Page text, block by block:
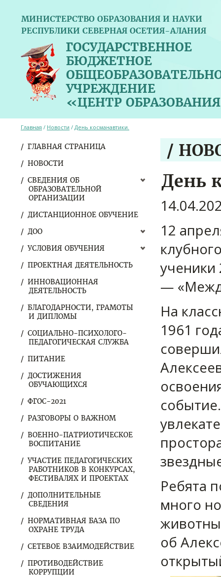
МИНИСТЕРСТВО ОБРАЗОВАНИЯ И НАУКИ
РЕСПУБЛИКИ СЕВЕРНАЯ ОСЕТИЯ-АЛАНИЯ
ГОСУДАРСТВЕННОЕ
БЮДЖЕТНОЕ
УЧРЕЖДЕНИЕ
«ЦЕНТР
ГЛАВНАЯ СТРАНИЦА
НОВОСТИ
СВЕДЕНИЯ ОБ
ОБРАЗОВАТЕЛЬНОЙ
ОРГАНИЗАЦИИ
ДИСТАНЦИОННОЕ ОБУЧЕНИЕ
ДОО
УСЛОВИЯ ОБУЧЕНИЯ
ПРОЕКТНАЯ ДЕЯТЕЛЬНОСТЬ
ИННОВАЦИОННАЯ
ДЕЯТЕЛЬНОСТЬ
БЛАГОДАРНОСТИ, ГРАМОТЫ
И ДИПЛОМЫ
СОЦИАЛЬНО-ПСИХОЛОГО-
ПЕДАГОГИЧЕСКАЯ СЛУЖБА
ПИТАНИЕ
ДОСТИЖЕНИЯ
ОБУЧАЮЩИХСЯ
ФГОС-2021
РАЗГОВОРЫ О ВАЖНОМ
ВОЕННО-ПАТРИОТИЧЕСКОЕ
ВОСПИТАНИЕ
УЧАСТИЕ ПЕДАГОГИЧЕСКИХ
РАБОТНИКОВ В КОНКУРСАХ,
ФЕСТИВАЛЯХ И ПРОЕКТАХ
ДОПОЛНИТЕЛЬНЫЕ
СВЕДЕНИЯ
НОРМАТИВНАЯ БАЗА ПО
ОХРАНЕ ТРУДА
СЕТЕВОЕ ВЗАИМОДЕЙСТВИЕ
ПРОТИВОДЕЙСТВИЕ
КОРРУПЦИИ
Главная / Новости / День косманавтики.
/
День
12
ученики
—
На
1961
Ребята
много
об